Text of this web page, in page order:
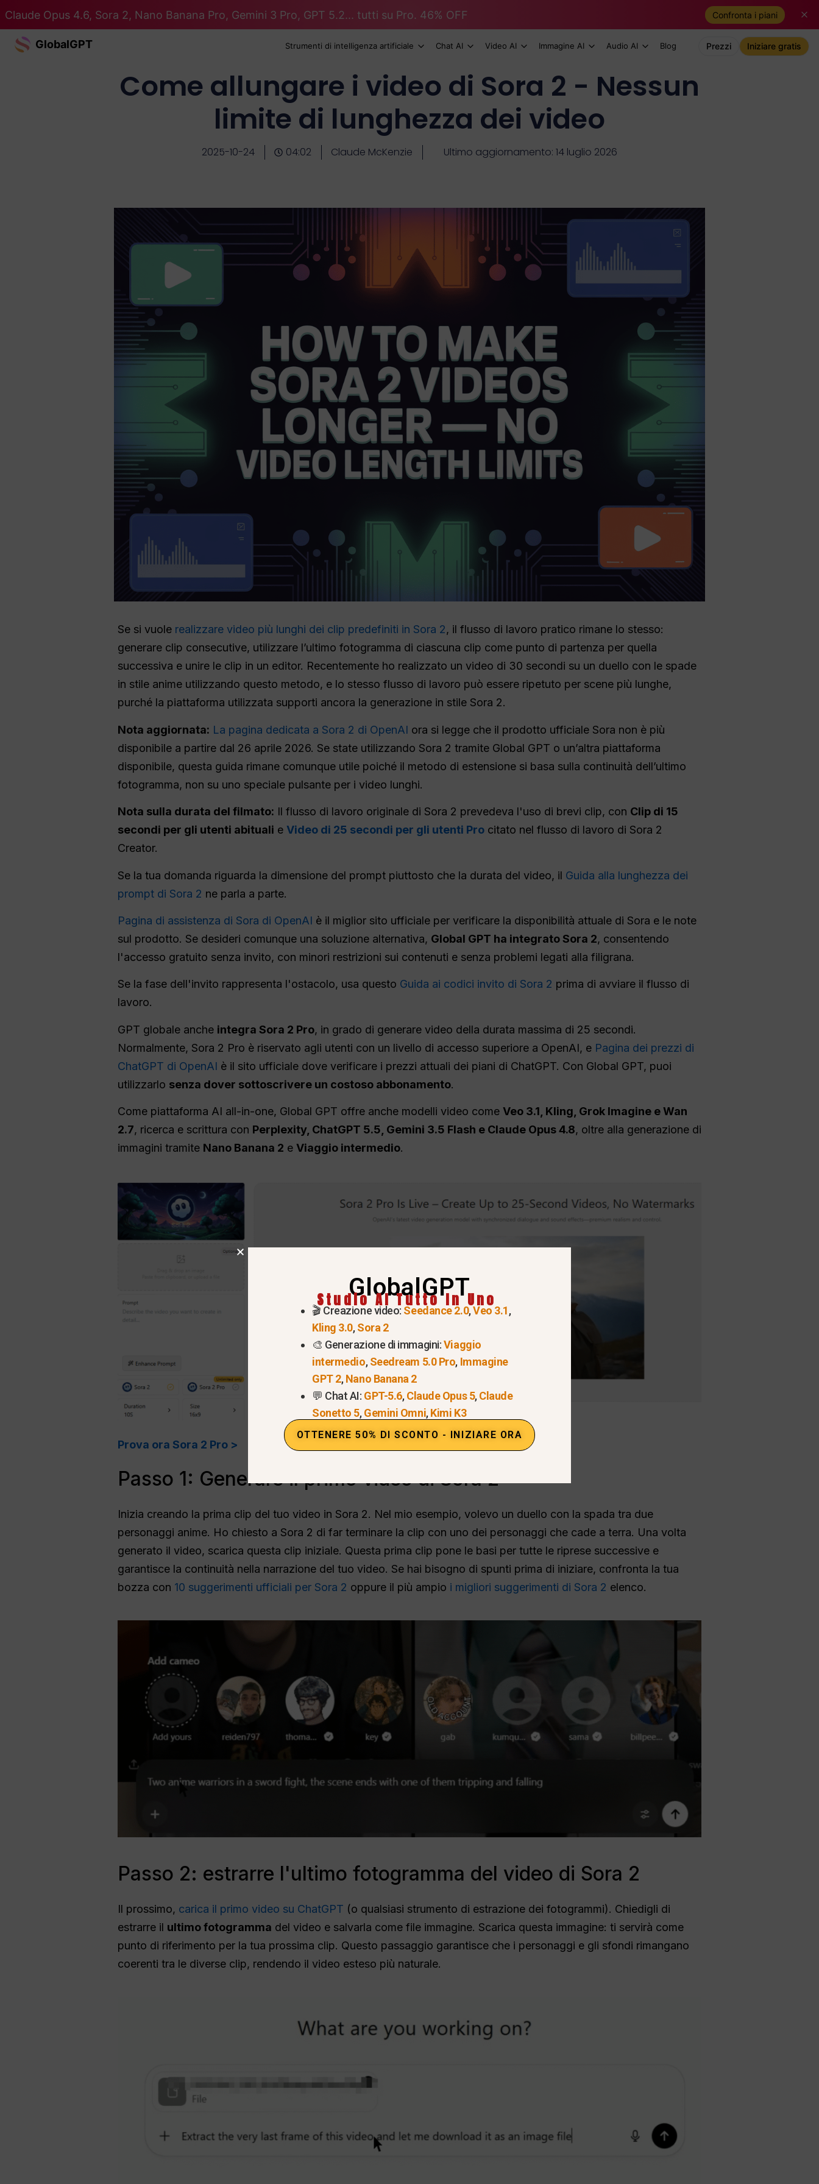
Claude Opus 4.6, Sora 2, Nano Banana Pro, Gemini 3 Pro, GPT 5.2... tutti su Pro. 46% OFF Confronta i piani
GlobalGPT Strumenti di intelligenza artificiale Chat AI Video AI Immagine AI Audio AI Blog Prezzi Iniziare gratis
Come allungare i video di Sora 2 - Nessun
limite di lunghezza dei video
2025-10-24 04:02 Claude McKenzie Ultimo aggiornamento: 14 luglio 2026
Se si vuole realizzare video più lunghi dei clip predefiniti in Sora 2, il flusso di lavoro pratico rimane lo stesso:
generare clip consecutive, utilizzare l’ultimo fotogramma di ciascuna clip come punto di partenza per quella
successiva e unire le clip in un editor. Recentemente ho realizzato un video di 30 secondi su un duello con le spade
in stile anime utilizzando questo metodo, e lo stesso flusso di lavoro può essere ripetuto per scene più lunghe,
purché la piattaforma utilizzata supporti ancora la generazione in stile Sora 2.
Nota aggiornata: La pagina dedicata a Sora 2 di OpenAI ora si legge che il prodotto ufficiale Sora non è più
disponibile a partire dal 26 aprile 2026. Se state utilizzando Sora 2 tramite Global GPT o un’altra piattaforma
disponibile, questa guida rimane comunque utile poiché il metodo di estensione si basa sulla continuità dell’ultimo
fotogramma, non su uno speciale pulsante per i video lunghi.
Nota sulla durata del filmato: Il flusso di lavoro originale di Sora 2 prevedeva l'uso di brevi clip, con Clip di 15
secondi per gli utenti abituali e Video di 25 secondi per gli utenti Pro citato nel flusso di lavoro di Sora 2
Creator.
Se la tua domanda riguarda la dimensione del prompt piuttosto che la durata del video, il Guida alla lunghezza dei
prompt di Sora 2 ne parla a parte.
Pagina di assistenza di Sora di OpenAI è il miglior sito ufficiale per verificare la disponibilità attuale di Sora e le note
sul prodotto. Se desideri comunque una soluzione alternativa, Global GPT ha integrato Sora 2, consentendo
l'accesso gratuito senza invito, con minori restrizioni sui contenuti e senza problemi legati alla filigrana.
Se la fase dell'invito rappresenta l'ostacolo, usa questo Guida ai codici invito di Sora 2 prima di avviare il flusso di
lavoro.
GPT globale anche integra Sora 2 Pro, in grado di generare video della durata massima di 25 secondi.
Normalmente, Sora 2 Pro è riservato agli utenti con un livello di accesso superiore a OpenAI, e Pagina dei prezzi di
ChatGPT di OpenAI è il sito ufficiale dove verificare i prezzi attuali dei piani di ChatGPT. Con Global GPT, puoi
utilizzarlo senza dover sottoscrivere un costoso abbonamento.
Come piattaforma AI all-in-one, Global GPT offre anche modelli video come Veo 3.1, Kling, Grok Imagine e Wan
2.7, ricerca e scrittura con Perplexity, ChatGPT 5.5, Gemini 3.5 Flash e Claude Opus 4.8, oltre alla generazione di
immagini tramite Nano Banana 2 e Viaggio intermedio.
Prova ora Sora 2 Pro >
Passo 1: Generare il primo video di Sora 2
Inizia creando la prima clip del tuo video in Sora 2. Nel mio esempio, volevo un duello con la spada tra due
personaggi anime. Ho chiesto a Sora 2 di far terminare la clip con uno dei personaggi che cade a terra. Una volta
generato il video, scarica questa clip iniziale. Questa prima clip pone le basi per tutte le riprese successive e
garantisce la continuità nella narrazione del tuo video. Se hai bisogno di spunti prima di iniziare, confronta la tua
bozza con 10 suggerimenti ufficiali per Sora 2 oppure il più ampio i migliori suggerimenti di Sora 2 elenco.
Passo 2: estrarre l'ultimo fotogramma del video di Sora 2
Il prossimo, carica il primo video su ChatGPT (o qualsiasi strumento di estrazione dei fotogrammi). Chiedigli di
estrarre il ultimo fotogramma del video e salvarla come file immagine. Scarica questa immagine: ti servirà come
punto di riferimento per la tua prossima clip. Questo passaggio garantisce che i personaggi e gli sfondi rimangano
coerenti tra le diverse clip, rendendo il video esteso più naturale.
GlobalGPT
Studio AI Tutto In Uno
🎬 Creazione video: Seedance 2.0,Veo 3.1,
Kling 3.0,Sora 2
🎨 Generazione di immagini:Viaggio
intermedio,Seedream 5.0 Pro, Immagine
GPT 2,Nano Banana 2
💬 Chat AI: GPT-5.6,Claude Opus 5,Claude
Sonetto 5,Gemini Omni,Kimi K3
OTTENERE 50% DI SCONTO - INIZIARE ORA